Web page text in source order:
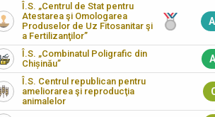
Î.S. „Centrul de Stat pentru
Atestarea şi Omologarea
Produselor de Uz Fitosanitar şi
a Fertilizanţilor”
Î.S. „Combinatul Poligrafic din
Chișinău”
Î.S. Centrul republican pentru
ameliorarea şi reproducţia
animalelor